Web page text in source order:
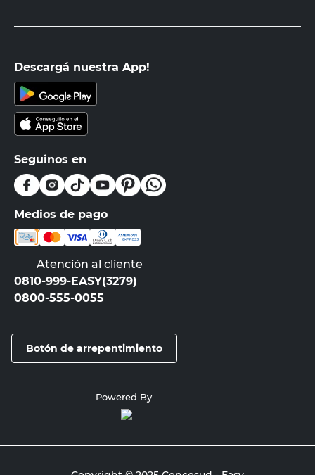
Descargá nuestra App!
Seguinos en
Medios de pago
Atención al cliente
0810-999-EASY(3279)
0800-555-0055
Botón de arrepentimiento
Powered By